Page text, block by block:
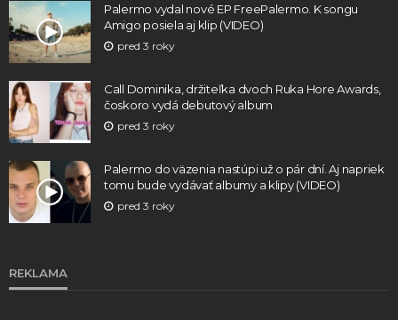
Palermo vydal nové EP FreePalermo. K songu
Amigo posiela aj klip (VIDEO)
pred 3 roky
Call Dominika, držiteľka dvoch Ruka Hore Awards,
čoskoro vydá debutový album
pred 3 roky
Palermo do väzenia nastúpi už o pár dní. Aj napriek
tomu bude vydávať albumy a klipy (VIDEO)
pred 3 roky
REKLAMA